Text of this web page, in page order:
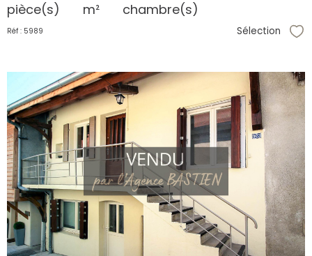
pièce(s) m² chambre(s)
Réf : 5989 Sélection
voir le
bien